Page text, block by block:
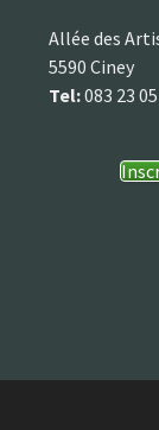
Allée des
5590 Ciney
Tel:083 23